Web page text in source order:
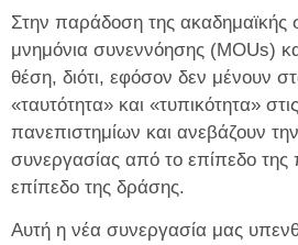
Στην παράδοση της ακαδημαϊκής
μνημόνια συνεννόησης (MOUs)
θέση, διότι, εφόσον δεν μένουν
«ταυτότητα» και «τυπικότητα»
πανεπιστημίων και ανεβάζουν
συνεργασίας από το επίπεδο
επίπεδο της δράσης.
Αυτή η νέα συνεργασία μας